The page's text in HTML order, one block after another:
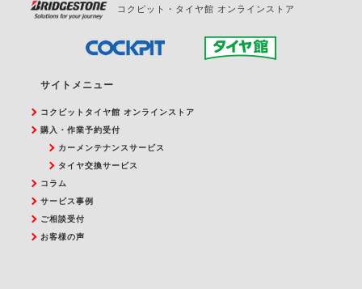
コクピット・タイヤ館 オンラインストア
サイトメニュー
コクピットタイヤ館 オンラインストア
購入・作業予約受付
カーメンテナンスサービス
タイヤ交換サービス
コラム
サービス事例
ご相談受付
お客様の声